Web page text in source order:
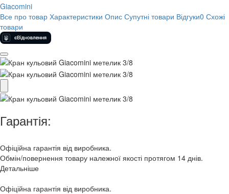
Giacomini
Все про товар Характеристики Опис Супутні товари Відгуки0 Схожі
товари
Гарантія:
Офіційна гарантія від виробника.
Обмін/повернення товару належної якості протягом 14 днів.
Детальніше
Офіційна гарантія від виробника.